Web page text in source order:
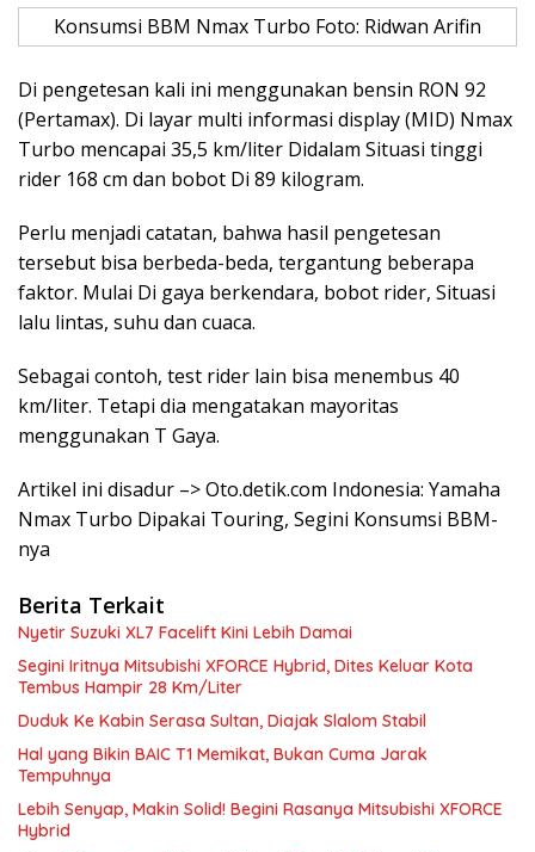
Konsumsi BBM Nmax Turbo Foto: Ridwan Arifin
Di pengetesan kali ini menggunakan bensin RON 92
(Pertamax). Di layar multi informasi display (MID) Nmax
Turbo mencapai 35,5 km/liter Didalam Situasi tinggi
rider 168 cm dan bobot Di 89 kilogram.
Perlu menjadi catatan, bahwa hasil pengetesan
tersebut bisa berbeda-beda, tergantung beberapa
faktor. Mulai Di gaya berkendara, bobot rider, Situasi
lalu lintas, suhu dan cuaca.
Sebagai contoh, test rider lain bisa menembus 40
km/liter. Tetapi dia mengatakan mayoritas
menggunakan T Gaya.
Artikel ini disadur –> Oto.detik.com Indonesia: Yamaha
Nmax Turbo Dipakai Touring, Segini Konsumsi BBM-
nya
Berita Terkait
Nyetir Suzuki XL7 Facelift Kini Lebih Damai
Segini Iritnya Mitsubishi XFORCE Hybrid, Dites Keluar Kota
Tembus Hampir 28 Km/Liter
Duduk Ke Kabin Serasa Sultan, Diajak Slalom Stabil
Hal yang Bikin BAIC T1 Memikat, Bukan Cuma Jarak
Tempuhnya
Lebih Senyap, Makin Solid! Begini Rasanya Mitsubishi XFORCE
Hybrid